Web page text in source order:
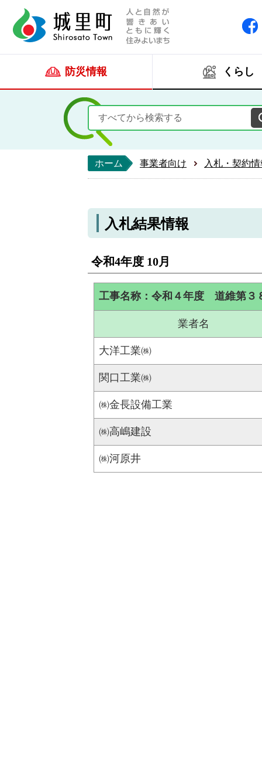
防災情報 くらし
ホーム 事業者向け 入札・契約
入札結果情報
令和4年度 10月
工事名称：令和４年度 道維第３
業者名
大洋工業㈱
関口工業㈱
㈱金長設備工業
㈱高嶋建設
㈱河原井